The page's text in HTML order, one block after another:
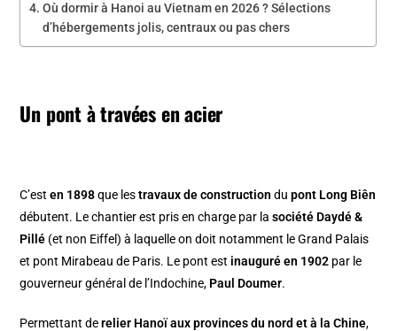
Où dormir à Hanoi au Vietnam en 2026 ? Sélections
d’hébergements jolis, centraux ou pas chers
Un pont à travées en acier
C’esten 1898que lestravaux de construction dupont Long Biên
débutent. Le chantier est pris en charge par lasociété Daydé &
Pillé (et non Eiffel) à laquelle on doit notamment le Grand Palais
et pont Mirabeau de Paris. Le pont est inauguré en 1902 par le
gouverneur général de l’Indochine, Paul Doumer.
Permettant derelier Hanoï aux provinces du nord et à la Chine,